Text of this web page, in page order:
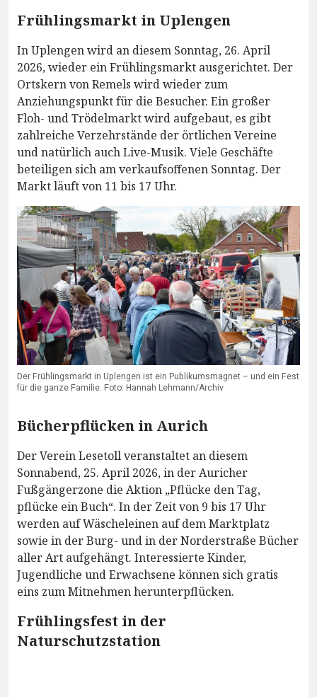
Frühlingsmarkt in Uplengen
In Uplengen wird an diesem Sonntag, 26. April
2026, wieder ein Frühlingsmarkt ausgerichtet. Der
Ortskern von Remels wird wieder zum
Anziehungspunkt für die Besucher. Ein großer
Floh- und Trödelmarkt wird aufgebaut, es gibt
zahlreiche Verzehrstände der örtlichen Vereine
und natürlich auch Live-Musik. Viele Geschäfte
beteiligen sich am verkaufsoffenen Sonntag. Der
Markt läuft von 11 bis 17 Uhr.
Der Frühlingsmarkt in Uplengen ist ein Publikumsmagnet – und ein Fest
für die ganze Familie. Foto: Hannah Lehmann/Archiv
Bücherpflücken in Aurich
Der Verein Lesetoll veranstaltet an diesem
Sonnabend, 25. April 2026, in der Auricher
Fußgängerzone die Aktion „Pflücke den Tag,
pflücke ein Buch“. In der Zeit von 9 bis 17 Uhr
werden auf Wäscheleinen auf dem Marktplatz
sowie in der Burg- und in der Norderstraße Bücher
aller Art aufgehängt. Interessierte Kinder,
Jugendliche und Erwachsene können sich gratis
eins zum Mitnehmen herunterpflücken.
Frühlingsfest in der
Naturschutzstation